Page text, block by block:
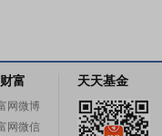
富
网微博
网微信
天天基金